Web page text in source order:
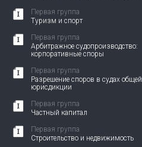
Первая группа
Туризм и спорт
Первая группа
Арбитражное судопроизводство:
корпоративные споры
Первая группа
Разрешение споров в судах общей
юрисдикции
Первая группа
Частный капитал
Первая группа
Строительство и недвижимость